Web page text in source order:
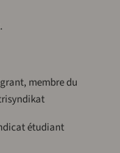
membre du
étudiant